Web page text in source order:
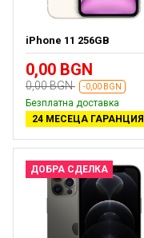
iPhone 11 256GB
0,00 BGN
0,00 BGN -0,00 BGN
Безплатна доставка
24 МЕСЕЦА ГАРАНЦИЯ
ДОБРА СДЕЛКА